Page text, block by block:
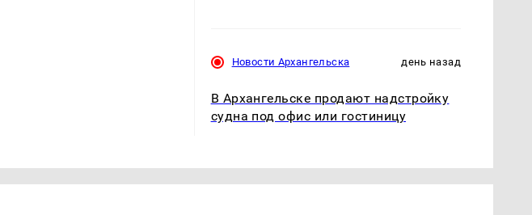
Новости Архангельска день назад
В Архангельске продают надстройку
судна под офис или гостиницу